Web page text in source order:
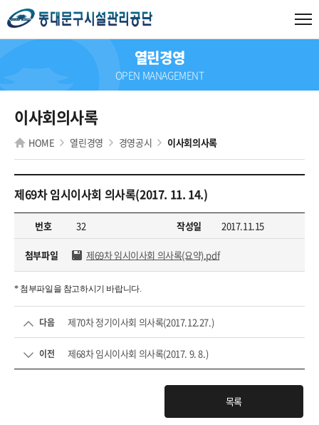
열린경영
OPEN MANAGEMENT
이사회의사록
HOME 열린경영 경영공시 이사회의사록
제69차 임시이사회 의사록(2017. 11. 14.)
번호 32 작성일 2017.11.15
첨부파일 제69차 임시이사회 의사록(요약).pdf
* 첨부파일을 참고하시기 바랍니다.
다음 제70차 정기이사회 의사록(2017.12.27.)
이전 제68차 임시이사회 의사록(2017. 9. 8.)
목록